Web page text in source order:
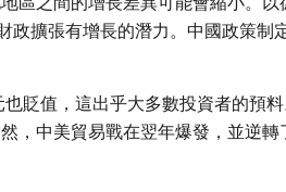
政擴張有增長的潛力。中國政策制
貶值，這出乎大多數投資者的預
，中美貿易戰在翌年爆發，並逆轉